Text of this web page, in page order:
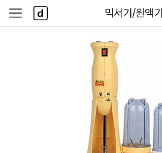
다나와
믹서기/원액기
사
이
다
나
와